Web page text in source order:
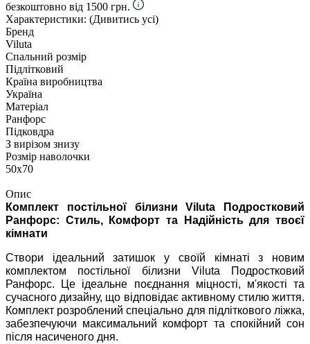
безкоштовно від 1500 грн.
Характеристики: (Дивитись усі)
Бренд
Viluta
Спальний розмір
Підлітковий
Країна виробництва
Україна
Матеріал
Ранфорс
Підковдра
З вирізом знизу
Розмір наволочки
50х70
Опис
Комплект постільної білизни Viluta Подростковий
Ранфорс: Стиль, Комфорт та Надійність для твоєї
кімнати
Створи ідеальний затишок у своїй кімнаті з новим
комплектом постільної білизни Viluta Подростковий
Ранфорс. Це ідеальне поєднання міцності, м'якості та
сучасного дизайну, що відповідає активному стилю життя.
Комплект розроблений спеціально для підліткового ліжка,
забезпечуючи максимальний комфорт та спокійний сон
після насиченого дня.